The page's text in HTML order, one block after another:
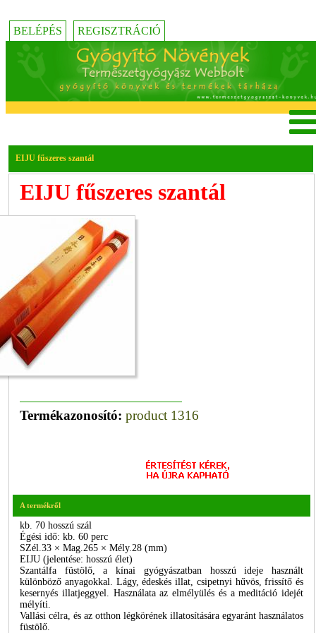
BELÉPÉS REGISZTRÁCIÓ
EIJU fűszeres szantál
EIJU fűszeres szantál
Termékazonosító: product 1316
A termékről
kb. 70 hosszú szál
Égési idő: kb. 60 perc
SZél.33 × Mag.265 × Mély.28 (mm)
EIJU (jelentése: hosszú élet)
Szantálfa füstölő, a kínai gyógyászatban hosszú ideje használt
különböző anyagokkal. Lágy, édeskés illat, csipetnyi hűvös, frissítő és
kesernyés illatjeggyel. Használata az elmélyülés és a meditáció idejét
mélyíti.
Vallási célra, és az otthon légkörének illatosítására egyaránt használatos
füstölő.